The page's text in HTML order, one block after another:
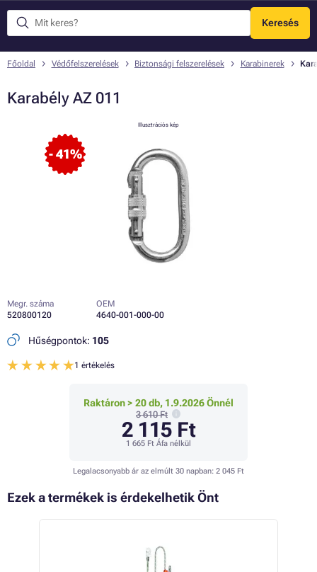
Keresés
Menü
Főoldal Védőfelszerelések Biztonsági felszerelések Karabinerek
Karabély AZ 011
- 41%
Illusztrációs kép
Megr. száma
520800120
OEM
4640-001-000-00
Hűségpontok: 105
1 értékelés
Raktáron > 20 db, 1.9.2026 Önnél
3 610 Ft
2 115 Ft
1 665 Ft Áfa nélkül
Legalacsonyabb ár az elmúlt 30 napban: 2 045 Ft
Ezek a termékek is érdekelhetik Önt